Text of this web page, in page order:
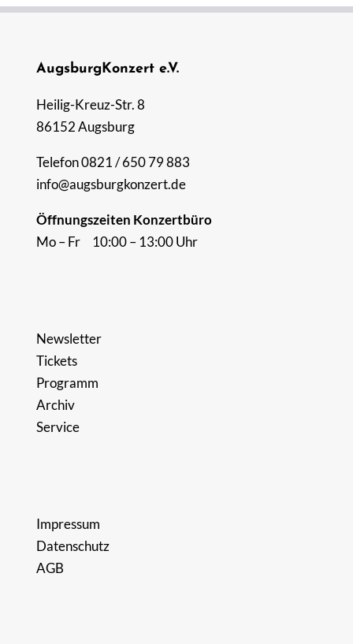
AugsburgKonzert e.V.
Heilig-Kreuz-Str. 8
86152 Augsburg
Telefon 0821 / 650 79 883
info@augsburgkonzert.de
Öffnungszeiten Konzertbüro
Mo – Fr 10:00 – 13:00 Uhr
Newsletter
Tickets
Programm
Archiv
Service
Impressum
Datenschutz
AGB